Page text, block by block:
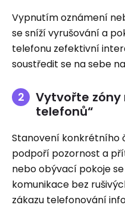
Vypnutím oznámení
se sníží vyrušování a
telefonu zefektivní
soustředit se na sebe
Vytvořte zóny
telefonů“
Stanovení konkrétního
podpoří pozornost a
nebo obývací pokoje
komunikace bez
zákazu telefonování